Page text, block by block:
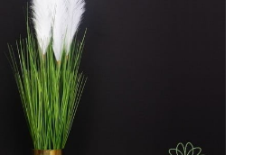
מערכות ישיבה
כריות נוי
ריהוט למרפסת
ריהוט לבית